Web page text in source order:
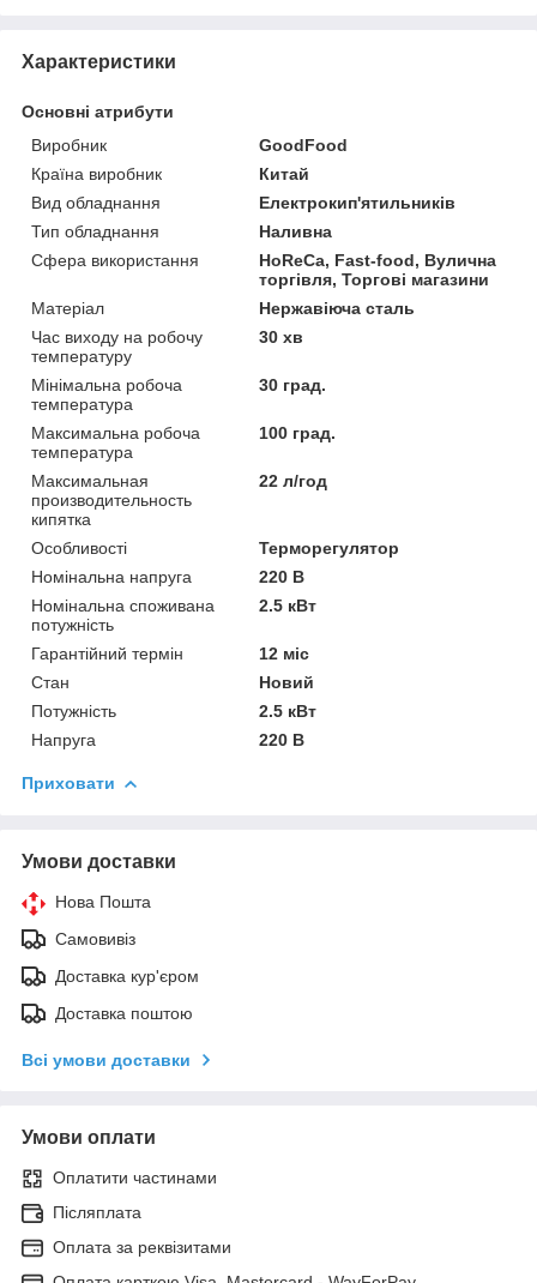
Характеристики
Основні атрибути
Виробник
GoodFood
Країна виробник
Китай
Вид обладнання
Електрокип'ятильників
Тип обладнання
Наливна
Сфера використання
HoReCa, Fast-food, Вулична
торгівля, Торгові магазини
Матеріал
Нержавіюча сталь
Час виходу на робочу
температуру
30 хв
Мінімальна робоча
температура
30 град.
Максимальна робоча
температура
100 град.
Максимальная
производительность
кипятка
22 л/год
Особливості
Терморегулятор
Номінальна напруга
220 В
Номінальна споживана
потужність
2.5 кВт
Гарантійний термін
12 міс
Стан
Новий
Потужність
2.5 кВт
Напруга
220 В
Приховати
Умови доставки
Нова Пошта
Самовивіз
Доставка кур'єром
Доставка поштою
Всі умови доставки
Умови оплати
Оплатити частинами
Післяплата
Оплата за реквізитами